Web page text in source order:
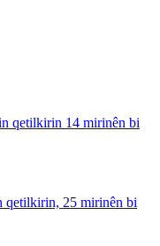
qetilkirin 14 mirinên bi
qetilkirin, 25 mirinên bi